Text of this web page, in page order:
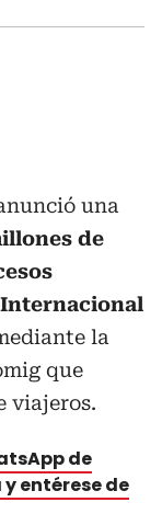
una
de
la
que
viajeros.
de
entérese de